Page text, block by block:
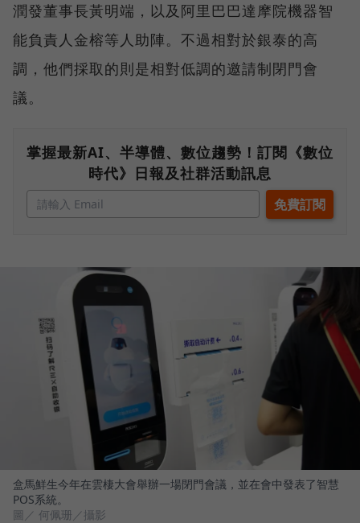
潤發董事長黃明端，以及阿里巴巴達摩院機器智
能負責人金榕等人助陣。不過相對於銀泰的高
調，他們採取的則是相對低調的邀請制閉門會
議。
掌握最新AI、半導體、數位趨勢！訂閱《數位
時代》日報及社群活動訊息
盒馬鮮生今年在雲棲大會舉辦一場閉門會議，並在會中發表了智慧
POS系統。
圖／ 何佩珊／攝影